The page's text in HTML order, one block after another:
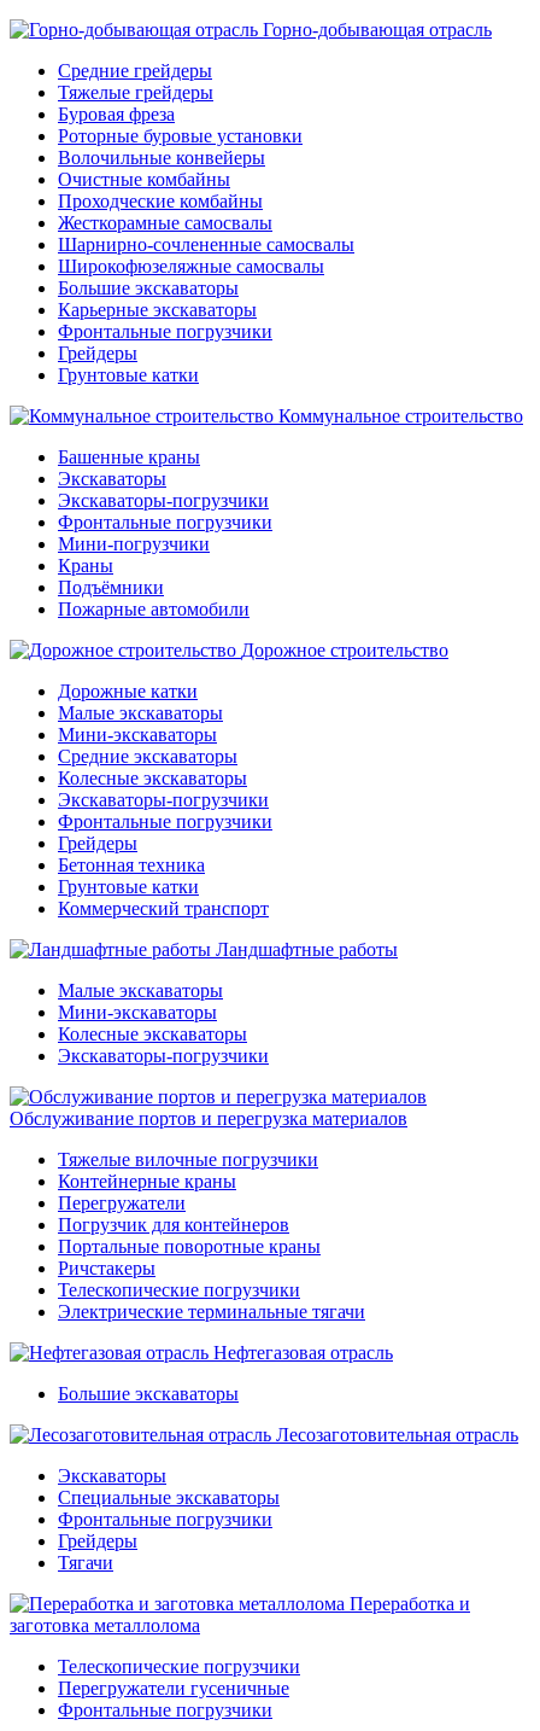
Горно-добывающая отрасль
Средние грейдеры
Тяжелые грейдеры
Буровая фреза
Роторные буровые установки
Волочильные конвейеры
Очистные комбайны
Проходческие комбайны
Жесткорамные самосвалы
Шарнирно-сочлененные самосвалы
Широкофюзеляжные самосвалы
Большие экскаваторы
Карьерные экскаваторы
Фронтальные погрузчики
Грейдеры
Грунтовые катки
Коммунальное строительство
Башенные краны
Экскаваторы
Экскаваторы-погрузчики
Фронтальные погрузчики
Мини-погрузчики
Краны
Подъёмники
Пожарные автомобили
Дорожное строительство
Дорожные катки
Малые экскаваторы
Мини-экскаваторы
Средние экскаваторы
Колесные экскаваторы
Экскаваторы-погрузчики
Фронтальные погрузчики
Грейдеры
Бетонная техника
Грунтовые катки
Коммерческий транспорт
Ландшафтные работы
Малые экскаваторы
Мини-экскаваторы
Колесные экскаваторы
Экскаваторы-погрузчики
Обслуживание портов и перегрузка материалов
Тяжелые вилочные погрузчики
Контейнерные краны
Перегружатели
Погрузчик для контейнеров
Портальные поворотные краны
Ричстакеры
Телескопические погрузчики
Электрические терминальные тягачи
Нефтегазовая отрасль
Большие экскаваторы
Лесозаготовительная отрасль
Экскаваторы
Специальные экскаваторы
Фронтальные погрузчики
Грейдеры
Тягачи
Переработка и
заготовка металлолома
Телескопические погрузчики
Перегружатели гусеничные
Фронтальные погрузчики